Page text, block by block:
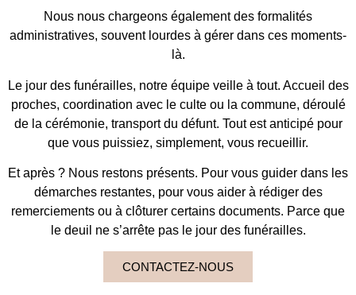
Nous nous chargeons également des formalités
administratives, souvent lourdes à gérer dans ces moments-
là.
Le jour des funérailles, notre équipe veille à tout. Accueil des
proches, coordination avec le culte ou la commune, déroulé
de la cérémonie, transport du défunt. Tout est anticipé pour
que vous puissiez, simplement, vous recueillir.
Et après ? Nous restons présents. Pour vous guider dans les
démarches restantes, pour vous aider à rédiger des
remerciements ou à clôturer certains documents. Parce que
le deuil ne s’arrête pas le jour des funérailles.
CONTACTEZ-NOUS